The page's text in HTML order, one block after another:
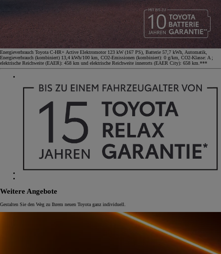
Energieverbrauch Toyota C-HR+ Active Elektromotor 123 kW (167 PS), Batterie 57,7 kWh, Automatik,
Energieverbrauch (kombiniert) 13,4 kWh/100 km, CO2-Emissionen (kombiniert): 0 g/km, CO2-Klasse: A ;
elektrische Reichweite (EAER): 458 km und elektrische Reichweite innerorts (EAER City): 658 km.***
Weitere Angebote
Gestalten Sie den Weg zu Ihrem neuen Toyota ganz individuell.